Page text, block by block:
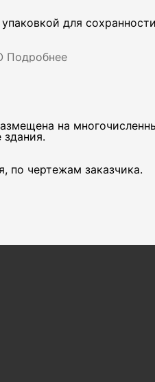
для
Подробнее
на
по чертежам заказчика.